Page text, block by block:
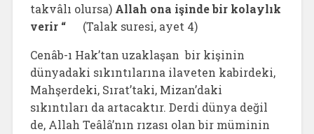
takvâlı olursa) Allah ona işinde bir kolaylık
verir “ (Talak suresi, ayet 4)
Cenâb-ı Hak’tan uzaklaşan bir kişinin
dünyadaki sıkıntılarına ilaveten kabirdeki,
Mahşerdeki, Sırat’taki, Mizan’daki
sıkıntıları da artacaktır. Derdi dünya değil
de, Allah Teâlâ’nın rızası olan bir müminin